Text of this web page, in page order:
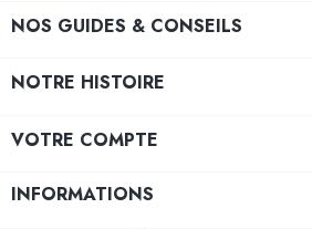
NOS GUIDES & CONSEILS
NOTRE HISTOIRE
VOTRE COMPTE
INFORMATIONS